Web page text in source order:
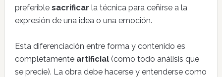
preferible sacrificar la técnica para ceñirse a la
expresión de una idea o una emoción.
Esta diferenciación entre forma y contenido es
completamente artificial(como todo análisis que
se precie). La obra debe hacerse y entenderse como